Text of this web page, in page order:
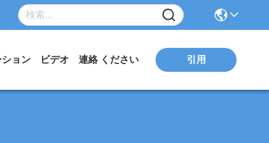
ョン ビデオ 連絡 ください 引用